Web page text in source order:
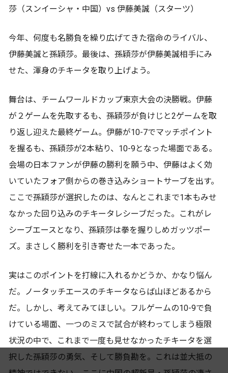
莎（スンイーシャ・中国）vs 伊藤美誠（スターツ）
今年、何度も名勝負を繰り広げてきた宿命のライバル、
伊藤美誠と孫穎莎。最後は、孫穎莎が伊藤美誠相手にみ
せた、渾身のチキータを取り上げよう。
舞台は、チームワールドカップ東京大会の決勝戦。伊藤
が２ゲームを先取するも、孫穎莎が負けじと2ゲームを取
り返し迎えた最終ゲーム。伊藤が10-7でマッチポイント
を握るも、孫穎莎が2本粘り、10-9となった場面である。
会場の日本ファンが伊藤の勝利を願う中、伊藤はよく効
いていたフォア側からの巻き込みショートサーブを出す。
ここで孫穎莎が選択したのは、なんとこれまで1本もみせ
なかった回り込みのチキータレシーブだった。これがレ
シーブエースとなり、孫穎莎は拳を握りしめガッツポー
ズ。まさしく勝利を引き寄せた一本であった。
実はこのポイントを打線に入れるかどうか、かなり悩ん
だ。ノータッチエースのチキータならば山ほどあるから
だ。しかし、考えてみてほしい。フルゲームの10-9で負
けている場面、一つのミスで試合が終わってしまう極限
状況の中で、これまで一度も見せなかったチキータを選
択した孫穎莎の勇気、そして勝負勘を。これは並大抵の